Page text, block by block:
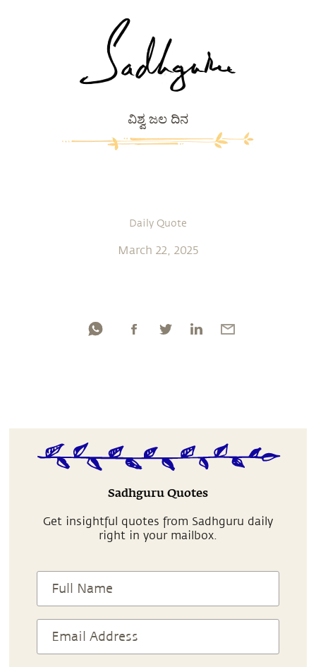
ವಿಶ್ವ ಜಲ ದಿನ
Daily Quote
March 22, 2025
Sadhguru Quotes
Get insightful quotes from Sadhguru daily
right in your mailbox.